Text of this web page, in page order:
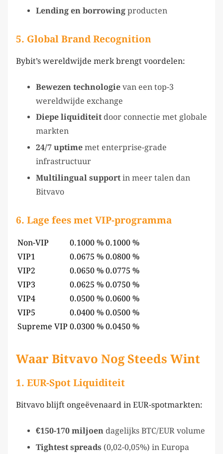
Lending en borrowing producten
5. Global Brand Recognition
Bybit’s wereldwijde merk brengt voordelen:
Bewezen technologie van een top-3
wereldwijde exchange
Diepe liquiditeit door connectie met globale
markten
24/7 uptime met enterprise-grade
infrastructuur
Multilingual support in meer talen dan
Bitvavo
6. Lage fees met VIP-programma
Non-VIP 0.1000 % 0.1000 %
VIP1
0.0675 % 0.0800 %
VIP2
0.0650 % 0.0775 %
VIP3
0.0625 % 0.0750 %
VIP4
0.0500 % 0.0600 %
VIP5
0.0400 % 0.0500 %
Supreme VIP 0.0300 % 0.0450 %
Waar Bitvavo Nog Steeds Wint
1. EUR-Spot Liquiditeit
Bitvavo blijft ongeëvenaard in EUR-spotmarkten:
€150-170 miljoen dagelijks BTC/EUR volume
Tightest spreads (0,02-0,05%) in Europa